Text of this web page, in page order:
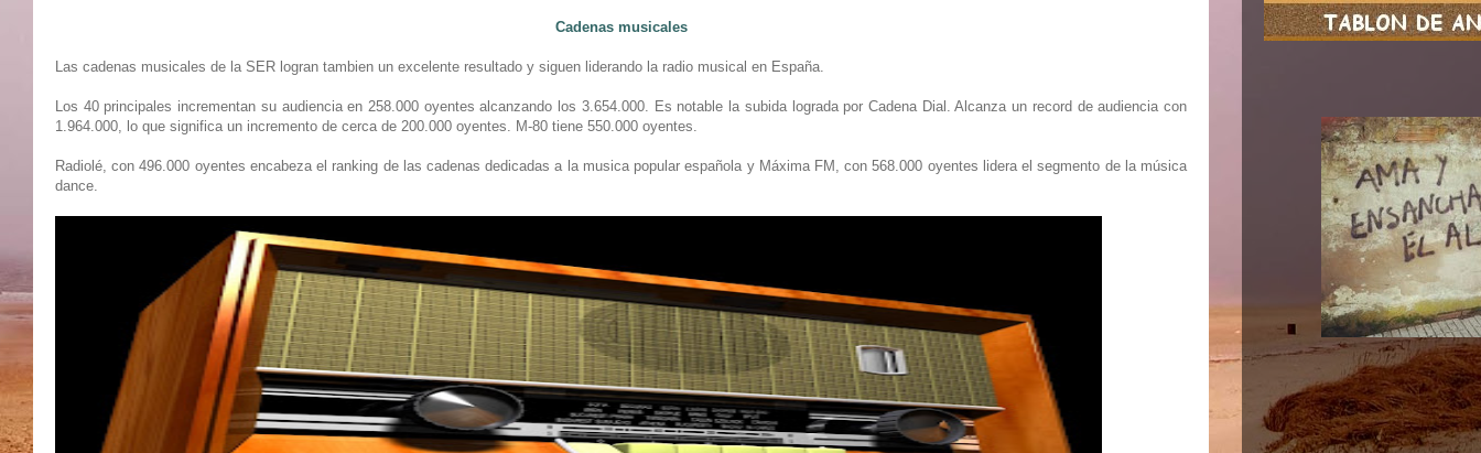
Cadenas musicales
Las cadenas musicales de la SER logran tambien un excelente resultado y siguen liderando la radio musical en España.
Los 40 principales incrementan su audiencia en 258.000 oyentes alcanzando los 3.654.000. Es notable la subida lograda por Cadena Dial. Alcanza un record de audiencia con
1.964.000, lo que significa un incremento de cerca de 200.000 oyentes. M-80 tiene 550.000 oyentes.
Radiolé, con 496.000 oyentes encabeza el ranking de las cadenas dedicadas a la musica popular española y Máxima FM, con 568.000 oyentes lidera el segmento de la música
dance.